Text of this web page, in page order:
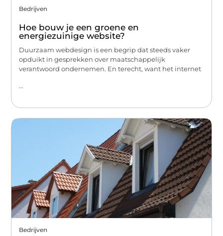
Bedrijven
Hoe bouw je een groene en
energiezuinige website?
Duurzaam webdesign is een begrip dat steeds vaker
opduikt in gesprekken over maatschappelijk
verantwoord ondernemen. En terecht, want het internet
...
Bedrijven